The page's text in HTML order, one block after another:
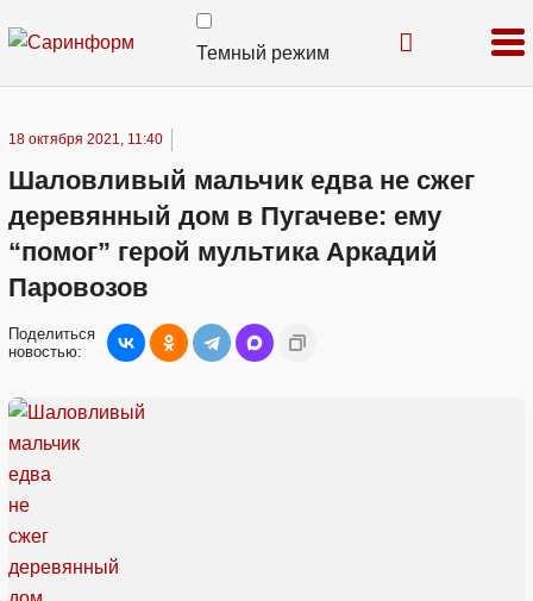
Темный режим
18 октября 2021, 11:40
Шаловливый мальчик едва не сжег
деревянный дом в Пугачеве: ему
“помог” герой мультика Аркадий
Паровозов
Поделиться
новостью: